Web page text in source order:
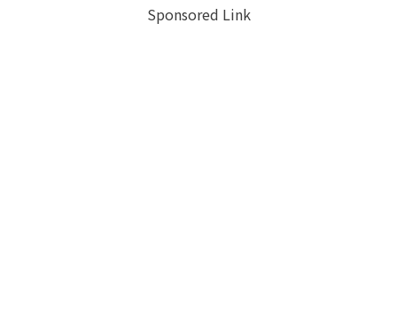
Sponsored Link